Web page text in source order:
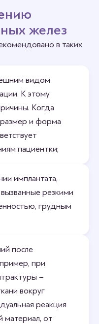
желез
в таких
видом
К этому
Когда
и форма
пациентки;
имплантата,
резкими
грудным
после
при
–
вокруг
реакция
материал, от